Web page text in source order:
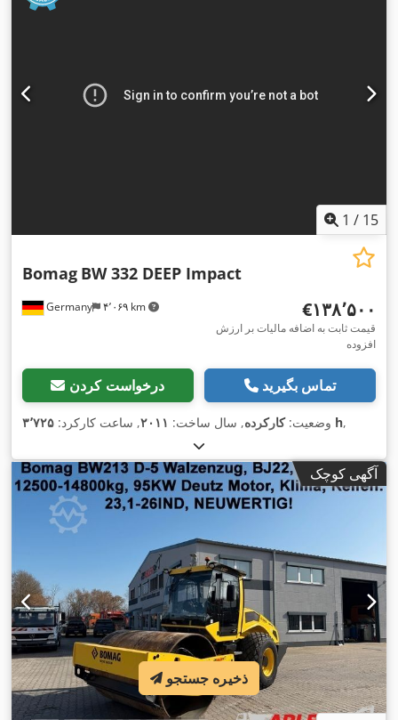
1 / 15
Germany ۴٬۰۶۹ km
Bomag BW 332 DEEP Impact
‎€۱۳۸٬۵۰۰
قیمت ثابت به اضافه مالیات بر ارزش
افزوده
درخواست کردن تماس بگیرید
وضعیت:کارکرده, سال ساخت: ۲۰۱۱, ساعت کارکرد: ۳٬۷۲۵ h,
آگهی کوچک
ذخیره جستجو